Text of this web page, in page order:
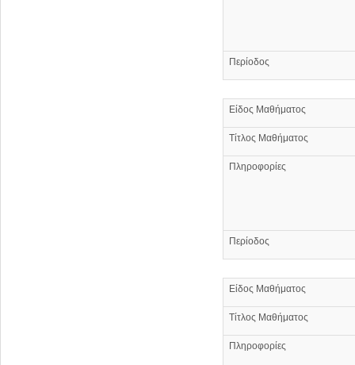
Περίοδος
Είδος Μαθήματος
Τίτλος Μαθήματος
Πληροφορίες
Περίοδος
Είδος Μαθήματος
Τίτλος Μαθήματος
Πληροφορίες